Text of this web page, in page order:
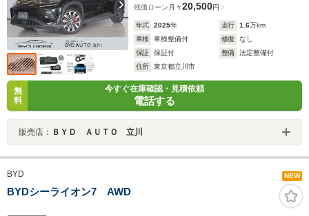
残価ローン 月々20,500円
年式 2025年 走行 1.6万km
車検
車検整備付 修復
なし
保証
保証付 整備
法定整備付
住所
東京都立川市
無
料
今すぐ在庫確認・見積依頼
電話する
販売店： ＢＹＤ ＡＵＴＯ 立川
BYD NEW
BYDシーライオン7 AWD